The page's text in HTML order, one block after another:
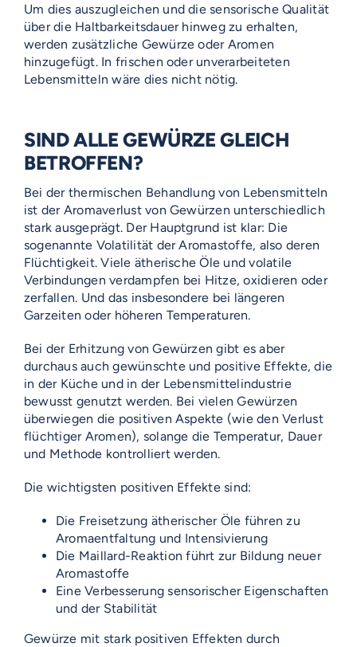
Um dies auszugleichen und die sensorische Qualität
über die Haltbarkeitsdauer hinweg zu erhalten,
werden zusätzliche Gewürze oder Aromen
hinzugefügt. In frischen oder unverarbeiteten
Lebensmitteln wäre dies nicht nötig.
SIND ALLE GEWÜRZE GLEICH
BETROFFEN?
Bei der thermischen Behandlung von Lebensmitteln
ist der Aromaverlust von Gewürzen unterschiedlich
stark ausgeprägt. Der Hauptgrund ist klar: Die
sogenannte Volatilität der Aromastoffe, also deren
Flüchtigkeit. Viele ätherische Öle und volatile
Verbindungen verdampfen bei Hitze, oxidieren oder
zerfallen. Und das insbesondere bei längeren
Garzeiten oder höheren Temperaturen.
Bei der Erhitzung von Gewürzen gibt es aber
durchaus auch gewünschte und positive Effekte, die
in der Küche und in der Lebensmittelindustrie
bewusst genutzt werden. Bei vielen Gewürzen
überwiegen die positiven Aspekte (wie den Verlust
flüchtiger Aromen), solange die Temperatur, Dauer
und Methode kontrolliert werden.
Die wichtigsten positiven Effekte sind:
Die Freisetzung ätherischer Öle führen zu
Aromaentfaltung und Intensivierung
Die Maillard-Reaktion führt zur Bildung neuer
Aromastoffe
Eine Verbesserung sensorischer Eigenschaften
und der Stabilität
Gewürze mit stark positiven Effekten durch